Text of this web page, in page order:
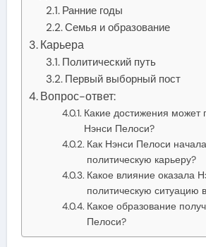
Ранние годы
Семья и образование
Карьера
Политический путь
Первый выборный пост
Вопрос-ответ:
Какие достижения может
Нэнси Пелоси?
Как Нэнси Пелоси
политическую карьеру?
Какое влияние оказала
политическую ситуацию
Какое образование
Пелоси?